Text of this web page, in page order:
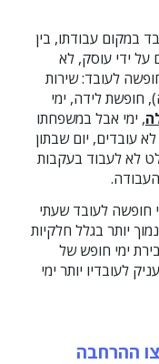
במקום עבודתו, בין
על ידי עוסק, לא
לעובד: שירות
חופשת לידה, ימי
, ימי אבל במשפחתו
עובדים, יום שבתון
לא לעבוד בעקבות
חופשה לעובד שעתי
יותר בגלל חלקיות
ימי חופש של
לעובדיו יותר ימי
ההרחבה